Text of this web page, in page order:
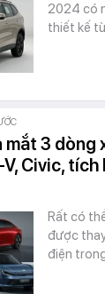
2024 có
thiết kế
mắt 3 dòng
Civic,
Rất có
được
điện